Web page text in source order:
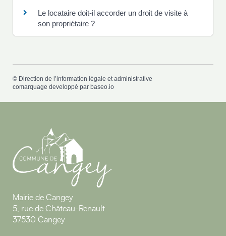
Le locataire doit-il accorder un droit de visite à
son propriétaire ?
© Direction de l’information légale et administrative
comarquage developpé par baseo.io
Mairie de Cangey
5, rue de Château-Renault
37530 Cangey